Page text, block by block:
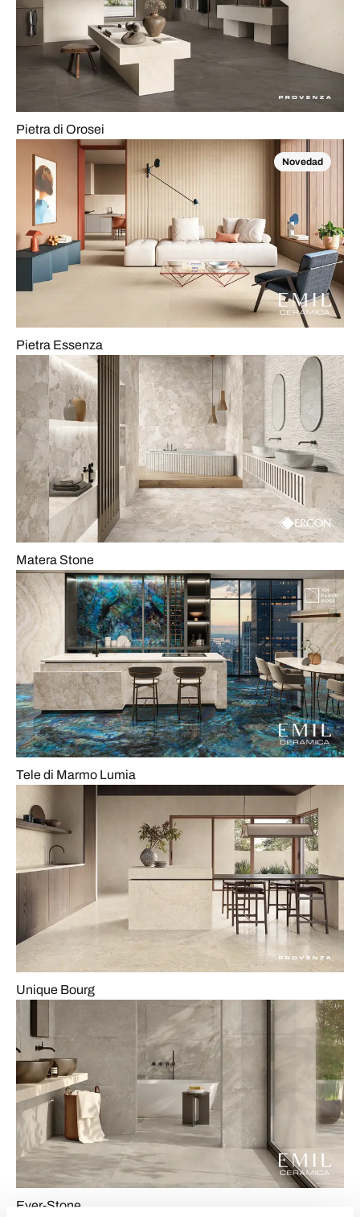
Pietra di Orosei
Novedad
Pietra Essenza
Matera Stone
Tele di Marmo Lumia
Unique Bourg
Ever-Stone